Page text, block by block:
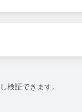
検証できます。